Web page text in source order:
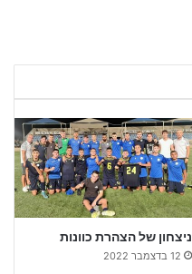
ניצחון של הצהרת כוונות
12 בדצמבר 2022